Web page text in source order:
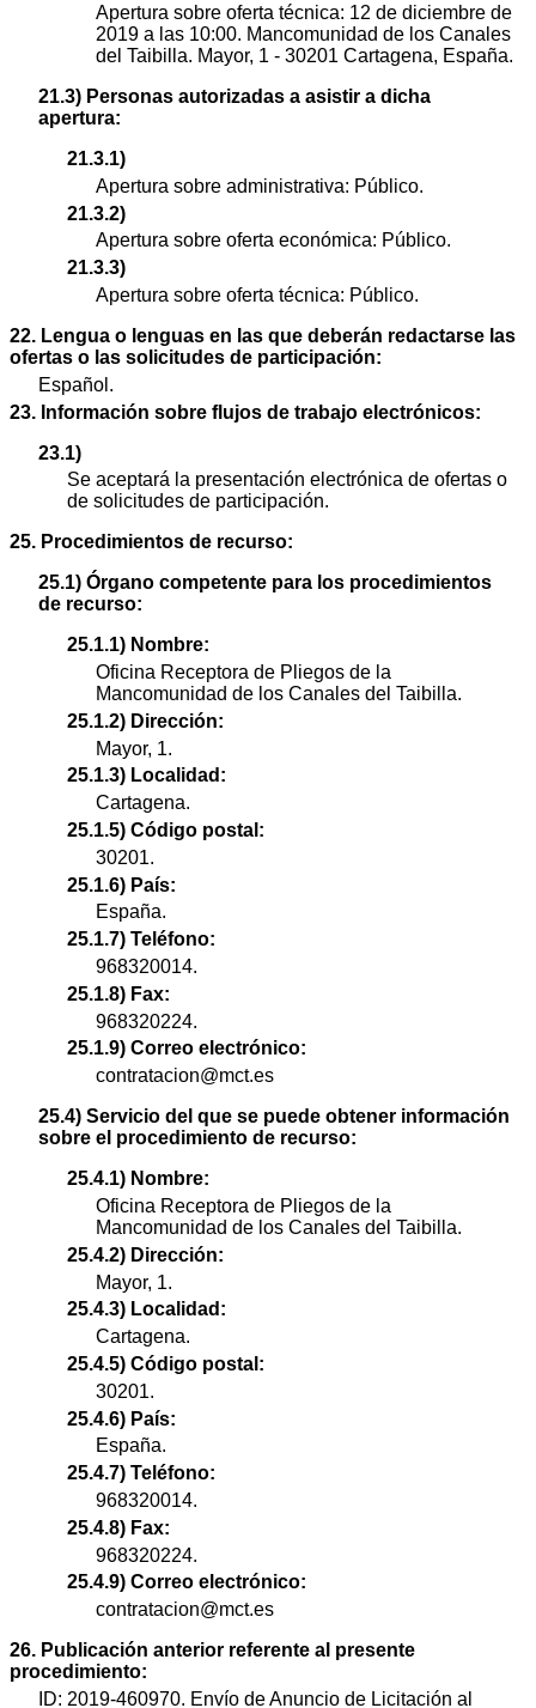
Apertura sobre oferta técnica: 12 de diciembre de
2019 a las 10:00. Mancomunidad de los Canales
del Taibilla. Mayor, 1 - 30201 Cartagena, España.
21.3) Personas autorizadas a asistir a dicha
apertura:
21.3.1)
Apertura sobre administrativa: Público.
21.3.2)
Apertura sobre oferta económica: Público.
21.3.3)
Apertura sobre oferta técnica: Público.
22. Lengua o lenguas en las que deberán redactarse las
ofertas o las solicitudes de participación:
Español.
23. Información sobre flujos de trabajo electrónicos:
23.1)
Se aceptará la presentación electrónica de ofertas o
de solicitudes de participación.
25. Procedimientos de recurso:
25.1) Órgano competente para los procedimientos
de recurso:
25.1.1) Nombre:
Oficina Receptora de Pliegos de la
Mancomunidad de los Canales del Taibilla.
25.1.2) Dirección:
Mayor, 1.
25.1.3) Localidad:
Cartagena.
25.1.5) Código postal:
30201.
25.1.6) País:
España.
25.1.7) Teléfono:
968320014.
25.1.8) Fax:
968320224.
25.1.9) Correo electrónico:
contratacion@mct.es
25.4) Servicio del que se puede obtener información
sobre el procedimiento de recurso:
25.4.1) Nombre:
Oficina Receptora de Pliegos de la
Mancomunidad de los Canales del Taibilla.
25.4.2) Dirección:
Mayor, 1.
25.4.3) Localidad:
Cartagena.
25.4.5) Código postal:
30201.
25.4.6) País:
España.
25.4.7) Teléfono:
968320014.
25.4.8) Fax:
968320224.
25.4.9) Correo electrónico:
contratacion@mct.es
26. Publicación anterior referente al presente
procedimiento:
ID: 2019-460970. Envío de Anuncio de Licitación al